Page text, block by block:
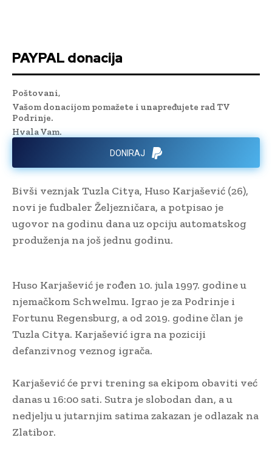
PAYPAL donacija
Poštovani,
Vašom donacijom pomažete i unapređujete rad TV
Podrinje.
Hvala Vam.
DONIRAJ
Bivši veznjak Tuzla Citya, Huso Karjašević (26),
novi je fudbaler Željezničara, a potpisao je
ugovor na godinu dana uz opciju automatskog
produženja na još jednu godinu.
Huso Karjašević je rođen 10. jula 1997. godine u
njemačkom Schwelmu. Igrao je za Podrinje i
Fortunu Regensburg, a od 2019. godine član je
Tuzla Citya. Karjašević igra na poziciji
defanzivnog veznog igrača.
Karjašević će prvi trening sa ekipom obaviti već
danas u 16:00 sati. Sutra je slobodan dan, a u
nedjelju u jutarnjim satima zakazan je odlazak na
Zlatibor.